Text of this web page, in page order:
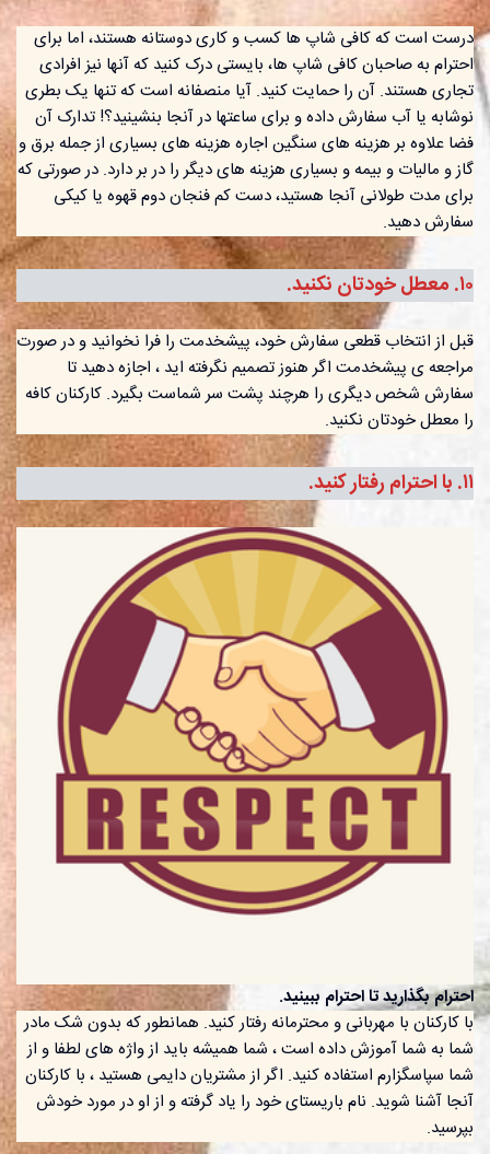
درست است که کافی شاپ ها کسب و کاری دوستانه هستند، اما برای
احترام به صاحبان کافی شاپ ها، بایستی درک کنید که آنها نیز افرادی
تجاری هستند. آن را حمایت کنید. آیا منصفانه است که تنها یک بطری
نوشابه یا آب سفارش داده و برای ساعتها در آنجا بنشینید؟! تدارک آن
فضا علاوه بر هزینه های سنگین اجاره هزینه های بسیاری از جمله برق و
گاز و مالیات و بیمه و بسیاری هزینه های دیگر را در بر دارد. در صورتی که
برای مدت طولانی آنجا هستید، دست کم فنجان دوم قهوه یا کیکی
سفارش دهید.
١٠. معطل خودتان نکنید.
قبل از انتخاب قطعی سفارش خود، پیشخدمت را فرا نخوانید و در صورت
مراجعه ی پیشخدمت اگر هنوز تصمیم نگرفته اید ، اجازه دهید تا
سفارش شخص دیگری را هرچند پشت سر شماست بگیرد. کارکنان کافه
را معطل خودتان نکنید.
١١. با احترام رفتار کنید.
احترام بگذارید تا احترام ببینید.
با کارکنان با مهربانی و محترمانه رفتار کنید. همانطور که بدون شک مادر
شما به شما آموزش داده است ، شما همیشه باید از واژه های لطفا و از
شما سپاسگزارم استفاده کنید. اگر از مشتریان دایمی هستید ، با کارکنان
آنجا آشنا شوید. نام باریستای خود را یاد گرفته و از او در مورد خودش
بپرسید.